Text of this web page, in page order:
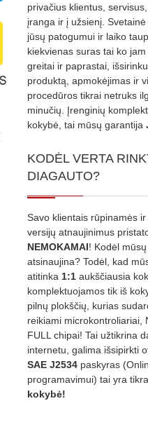
privačius klientus,
įranga ir į užsienį.
jūsų patogumui ir laiko
kiekvienas suras tai ko
greitai ir paprastai,
produktą, apmokėjimas ir
procedūros tikrai netruks
minučių. Įrenginių
kokybė, tai mūsų garantija
KODĖL VERTA
DIAGAUTO?
Savo klientais rūpinamės
versijų atnaujinimus
NEMOKAMAI! Kodėl
atsinaujina? Todėl, kad
atitinka 1:1 aukščiausia
komplektuojamos tik iš
pilnų plokščių, kurias
reikiami microkontroliariai,
FULL chipai! Tai užtikrina
internetu, galima išsipirkti
SAE J2534 paskyras
programavimui) tai yra
kokybė!